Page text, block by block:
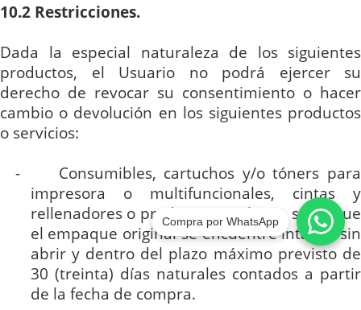
10.2 Restricciones.
Dada la especial naturaleza de los siguientes
productos, el Usuario no podrá ejercer su
derecho de revocar su consentimiento o hacer
cambio o devolución en los siguientes productos
o servicios:
- Consumibles, cartuchos y/otóners para
impresora o multifuncionales, cintas y
rellenadoreso productos similares, salvo que
el empaque original se encuentre intacto, sin
abrir y dentro del plazo máximo previsto de
30 (treinta) días naturales contados a partir
de la fecha de compra.
Compra por WhatsApp